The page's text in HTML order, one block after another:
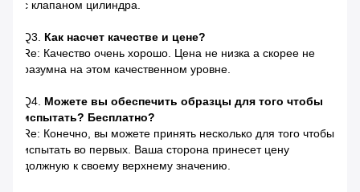
с клапаном цилиндра.
Q3. Как насчет качестве и цене?
Re: Качество очень хорошо. Цена не низка а скорее не
разумна на этом качественном уровне.
Q4. Можете вы обеспечить образцы для того чтобы
испытать? Бесплатно?
Re: Конечно, вы можете принять несколько для того чтобы
испытать во первых. Ваша сторона принесет цену
должную к своему верхнему значению.